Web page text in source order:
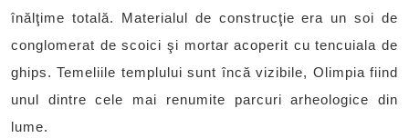
înălţime totală. Materialul de construcţie era un soi de
conglomerat de scoici şi mortar acoperit cu tencuiala de
ghips. Temeliile templului sunt încă vizibile, Olimpia fiind
unul dintre cele mai renumite parcuri arheologice din
lume.